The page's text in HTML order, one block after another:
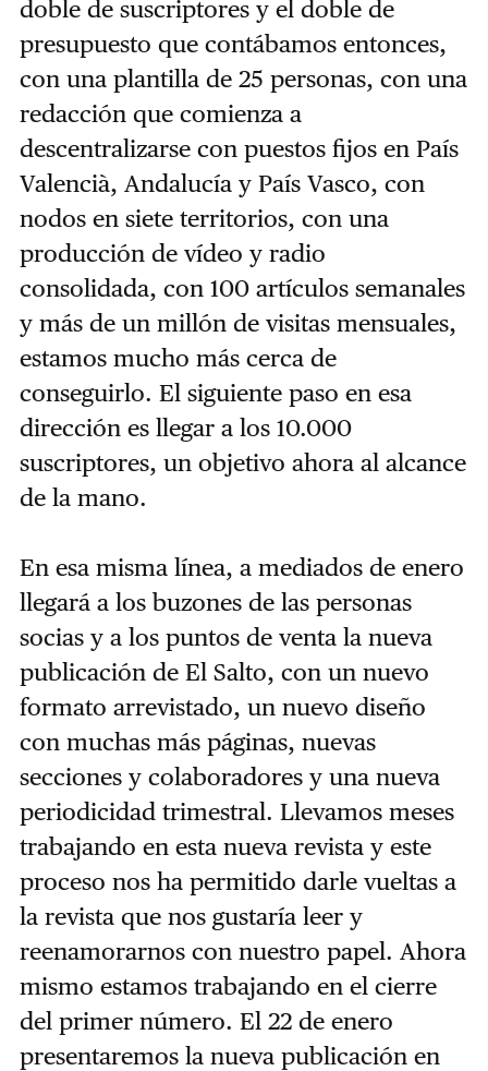
doble de suscriptores y el doble de
presupuesto que contábamos entonces,
con una plantilla de 25 personas, con una
redacción que comienza a
descentralizarse con puestos fijos en País
Valencià, Andalucía y País Vasco, con
nodos en siete territorios, con una
producción de vídeo y radio
consolidada, con 100 artículos semanales
y más de un millón de visitas mensuales,
estamos mucho más cerca de
conseguirlo. El siguiente paso en esa
dirección es llegar a los 10.000
suscriptores, un objetivo ahora al alcance
de la mano.
En esa misma línea, a mediados de enero
llegará a los buzones de las personas
socias y a los puntos de venta la nueva
publicación de El Salto, con un nuevo
formato arrevistado, un nuevo diseño
con muchas más páginas, nuevas
secciones y colaboradores y una nueva
periodicidad trimestral. Llevamos meses
trabajando en esta nueva revista y este
proceso nos ha permitido darle vueltas a
la revista que nos gustaría leer y
reenamorarnos con nuestro papel. Ahora
mismo estamos trabajando en el cierre
del primer número. El 22 de enero
presentaremos la nueva publicación en